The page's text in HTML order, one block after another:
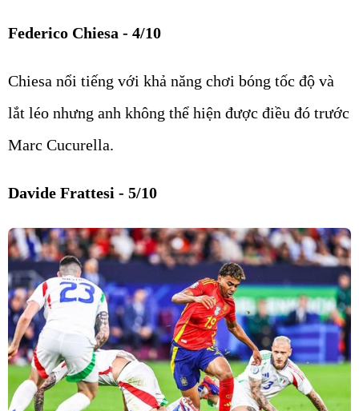
Federico Chiesa - 4/10
Chiesa nổi tiếng với khả năng chơi bóng tốc độ và
lắt léo nhưng anh không thể hiện được điều đó trước
Marc Cucurella.
Davide Frattesi - 5/10